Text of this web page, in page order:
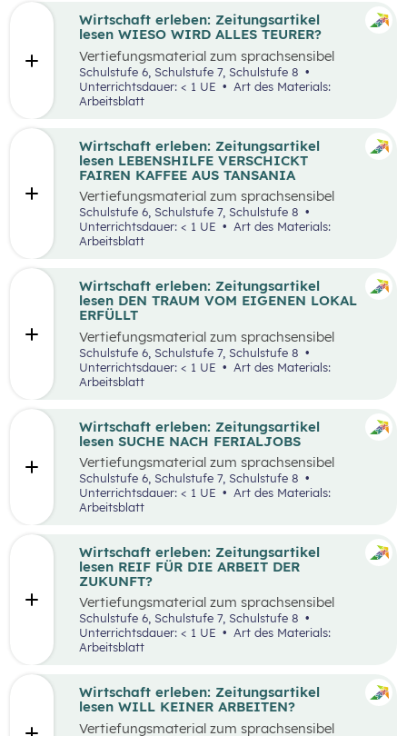
Wirtschaft erleben: Zeitungsartikel
lesen WIESO WIRD ALLES TEURER?
Vertiefungsmaterial zum sprachsensibel
aufbereiteten Zeitungsartikel “Wieso wird alles
teurer?”.
Schulstufe 6, Schulstufe 7, Schulstufe 8
Unterrichtsdauer: < 1 UE
Arbeitsblatt
Wirtschaft erleben: Zeitungsartikel
lesen LEBENSHILFE VERSCHICKT
FAIREN KAFFEE AUS TANSANIA
Vertiefungsmaterial zum sprachsensibel
aufbereiteten Zeitungsartikel “Lebenshilfe
verschickt fairen Kaffee aus Tansania”.
Schulstufe 6, Schulstufe 7, Schulstufe 8
Unterrichtsdauer: < 1 UE
Art des Materials:
Arbeitsblatt
Wirtschaft erleben: Zeitungsartikel
lesen DEN TRAUM VOM EIGENEN LOKAL
ERFÜLLT
Vertiefungsmaterial zum sprachsensibel
aufbereiteten Zeitungsartikel “Den Traum vom
eigenen Lokal erfüllt”.
Schulstufe 6, Schulstufe 7, Schulstufe 8
Unterrichtsdauer: < 1 UE
Arbeitsblatt
Wirtschaft erleben: Zeitungsartikel
lesen SUCHE NACH FERIALJOBS
Vertiefungsmaterial zum sprachsensibel
aufbereiteten Zeitungsartikel “Spannende
Suche nach Ferialjobs”.
Schulstufe 6, Schulstufe 7, Schulstufe 8
Unterrichtsdauer: < 1 UE
Arbeitsblatt
Wirtschaft erleben: Zeitungsartikel
lesen REIF FÜR DIE ARBEIT DER
ZUKUNFT?
Vertiefungsmaterial zum sprachsensibel
aufbereiteten Zeitungsartikel “Reif für die
Arbeit der Zukunft?”.
Schulstufe 6, Schulstufe 7, Schulstufe 8
Unterrichtsdauer: < 1 UE
Art des Materials:
Arbeitsblatt
Wirtschaft erleben: Zeitungsartikel
lesen WILL KEINER ARBEITEN?
Vertiefungsmaterial zum sprachsensibel